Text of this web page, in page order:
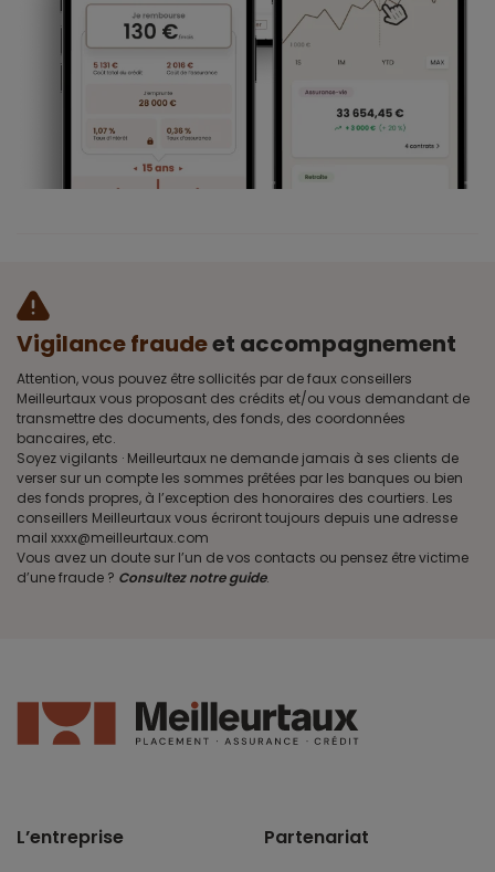
Vigilance fraudeet accompagnement
Attention, vous pouvez être sollicités par de faux conseillers
Meilleurtaux vous proposant des crédits et/ou vous demandant de
transmettre des documents, des fonds, des coordonnées
bancaires, etc.
Soyez vigilants · Meilleurtaux ne demande jamais à ses clients de
verser sur un compte les sommes prêtées par les banques ou bien
des fonds propres, à l’exception des honoraires des courtiers. Les
conseillers Meilleurtaux vous écriront toujours depuis une adresse
mail xxxx@meilleurtaux.com
Vous avez un doute sur l’un de vos contacts ou pensez être victime
d’une fraude ? Consultez notre guide.
L’entreprise Partenariat